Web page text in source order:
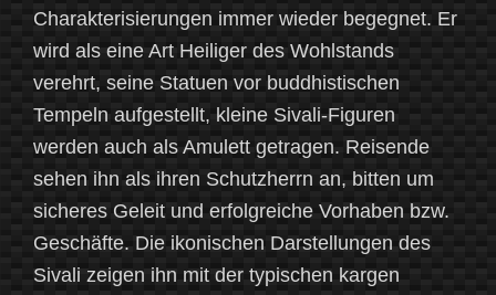
Charakterisierungen immer wieder begegnet. Er
wird als eine Art Heiliger des Wohlstands
verehrt, seine Statuen vor buddhistischen
Tempeln aufgestellt, kleine Sivali-Figuren
werden auch als Amulett getragen. Reisende
sehen ihn als ihren Schutzherrn an, bitten um
sicheres Geleit und erfolgreiche Vorhaben bzw.
Geschäfte. Die ikonischen Darstellungen des
Sivali zeigen ihn mit der typischen kargen